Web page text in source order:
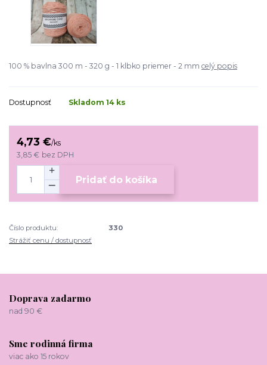
100 % bavlna 300 m - 320 g - 1 klbko priemer - 2 mm celý popis
Dostupnosť Skladom 14 ks
4,73 €/ks
3,85 € bez DPH
Pridať do košíka
Číslo produktu:
330
Strážiť cenu / dostupnosť
Doprava zadarmo
nad 90 €
Sme rodinná firma
viac ako 15 rokov